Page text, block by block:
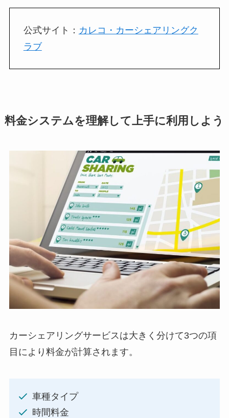
公式サイト： カレコ・カーシェアリングク
ラブ
料金システムを理解して上手に利用しよう
カーシェアリングサービスは大きく分けて3つの項
目により料金が計算されます。
車種タイプ
時間料金